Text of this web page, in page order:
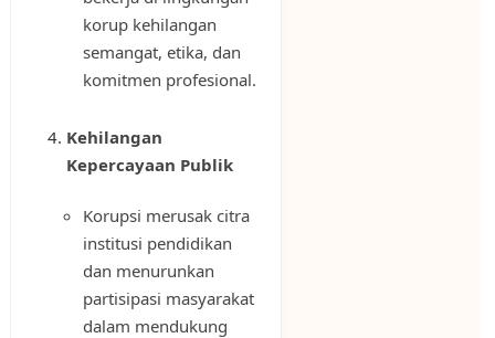
korup kehilangan
semangat, etika, dan
komitmen profesional.
Kehilangan
Kepercayaan Publik
Korupsi merusak citra
institusi pendidikan
dan menurunkan
partisipasi masyarakat
dalam mendukung